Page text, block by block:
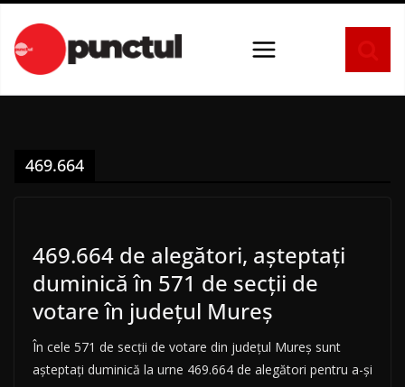
conținut
469.664
469.664 de alegători, aşteptaţi
duminică în 571 de secţii de
votare în județul Mureș
În cele 571 de secţii de votare din judeţul Mureş sunt
aşteptaţi duminică la urne 469.664 de alegători pentru a-şi